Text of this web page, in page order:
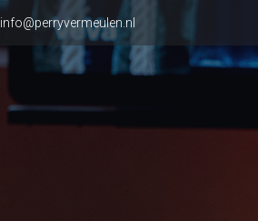
info@perryvermeulen.nl